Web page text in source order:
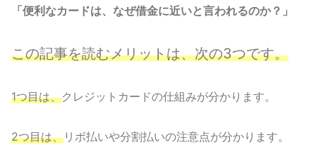
「便利なカードは、なぜ借金に近いと言われるのか？」
この記事を読むメリットは、次の3つです。
1つ目は、クレジットカードの仕組みが分かります。
2つ目は、リボ払いや分割払いの注意点が分かります。